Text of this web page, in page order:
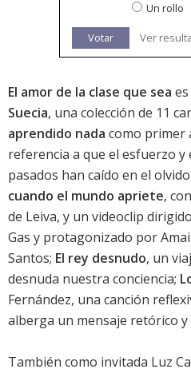
Un rollo
Votar Ver
El amor de la clase que sea
Suecia, una colección de 11
aprendido nada como primer
referencia a que el esfuerzo y
pasados han caído en el
cuando el mundo apriete,
de Leiva, y un videoclip
Gas y protagonizado por
Santos; El rey desnudo, un
desnuda nuestra conciencia;
Fernández, una canción
alberga un mensaje retórico y
También como invitada Luz